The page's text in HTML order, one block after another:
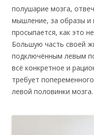
полушарие мозга,
мышление, за образы и
просыпается, как это
Большую часть своей
подключённым левым
всё конкретное и
требует
левой половинки